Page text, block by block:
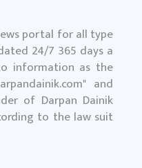
portal for all type
24/7 365 days a
information as the
" and
of Darpan Dainik
to the law suit